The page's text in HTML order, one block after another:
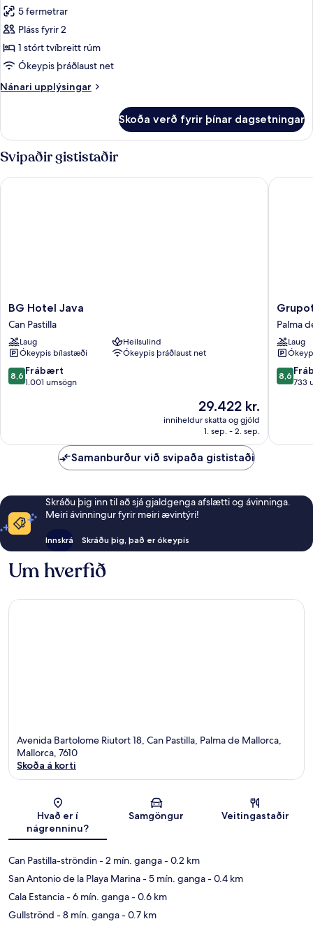
myndir
fyrir
DOUBLE
KING
SIZE
BED
5 fermetrar
Pláss fyrir 2
1 stórt tvíbreitt rúm
Ókeypis þráðlaust net
Nánari upplýsingar
Nánari
KING
SIZE
BED
Skoða verð fyrir þínar dagsetningar
Svipaðir gististaðir
BG
Hotel
Java
Can
Pastilla
BG Hotel Java
Can Pastilla
Laug
Heilsulind
Ókeypis bílastæði
Ókeypis þráðlaust net
8.6
af
8,6 Frábært
1.001 umsögn
Verðið
29.422 kr.
29.422 kr.
inniheldur skatta og gjöld
1. sep. - 2. sep.
BG Hotel Java
Taurus
Park
Palma
de
Mallorca
Palma
Laug
8.6
af
8,6
733
Samanburður við svipaða gististaði
Skráðu þig inn til að sjá gjaldgenga afslætti og ávinninga.
Meiri ávinningur fyrir meiri ævintýri!
Innskrá Skráðu þig, það er ókeypis
Um hverfið
Avenida Bartolome Riutort 18, Can Pastilla, Palma de Mallorca,
Mallorca, 7610
Skoða á korti
Hvað er í
nágrenninu?
Samgöngur Veitingastaðir
Can Pastilla-ströndin- 2 mín. ganga- 0.2 km
San Antonio de la Playa Marina- 5 mín. ganga- 0.4 km
Cala Estancia- 6 mín. ganga- 0.6 km
Gullströnd - 8 mín. ganga- 0.7 km